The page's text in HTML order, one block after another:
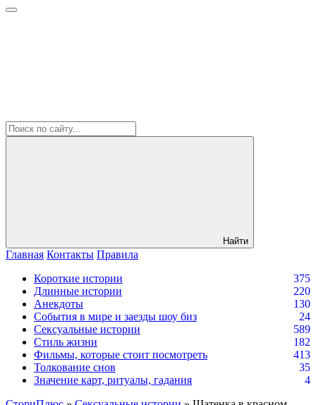
Найти
Главная Контакты Правила
Короткие истории
375
Длинные истории
220
Анекдоты
130
События в мире и заезды шоу биз
24
Сексуальные истории
589
Стиль жизни
182
Фильмы, которые стоит посмотреть
413
Толкование снов
35
Значение карт, ритуалы, гадания
4